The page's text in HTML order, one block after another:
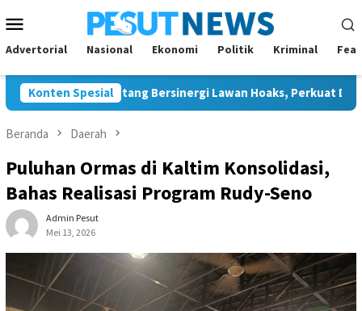
ke
kontenMobile
Advertorial Nasional Ekonomi Politik Kriminal
Konten Spesial
JMSI Bontang Bersinergi Lawan Hoaks, Perkuat Demokrasi
Beranda Daerah
Puluhan Ormas di Kaltim Konsolidasi,
Bahas Realisasi Program Rudy-Seno
Admin Pesut
Mei 13, 2026